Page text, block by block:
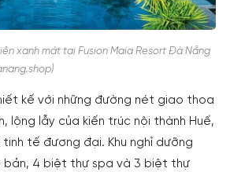
xanh mát tại Fusion Maia Resort Đà Nẵng
kế với những đường nét giao thoa
lộng lẫy của kiến trúc nội thành Huế,
tế đương đại. Khu nghỉ dưỡng
4 biệt thự spa và 3 biệt thự